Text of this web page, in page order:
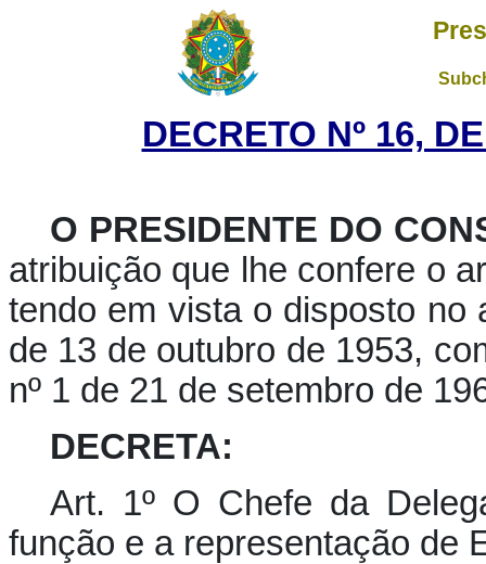
DECRETO Nº 16,
O PRESIDENTE DO
atribuição que lhe confere o
tendo em vista o disposto no
de 13 de outubro de 1953,
nº 1 de 21 de setembro de
DECRETA:
Art. 1º O Chefe da
função e a representação de